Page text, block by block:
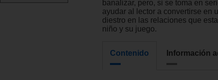
banalizar, pero, si se toma en
ayudar al lector a convertirse en
diestro en las relaciones que
niño y su juego.
Contenido Información